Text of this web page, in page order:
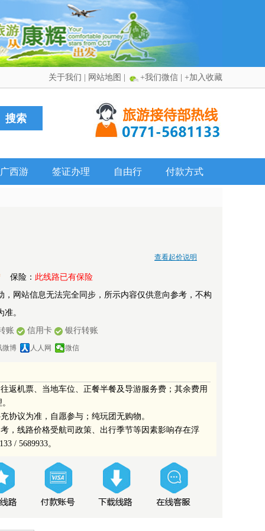
关于我们 网站地图 +我们微信 +加入收藏
广西游 签证办理 自由行 付款方式
查看起价说明
保险： 此线路已有保险
，网站信息无法完全同步，所示内容仅供意向参考，不构
。
账
信用卡 银行转账
微博 人人网 微信
返机票、当地车位、正餐半餐及导游服务费；其余费用
协议为准，自愿参与；纯玩团无购物。
，线路价格受航司政策、出行季节等因素影响存在浮
/ 5689933。